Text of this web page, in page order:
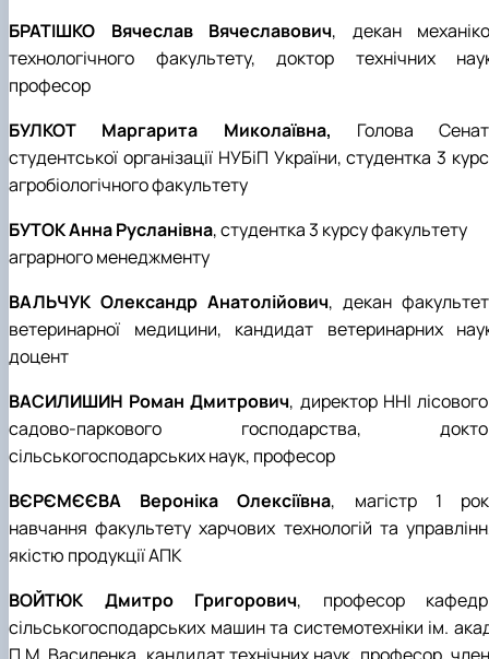
БРАТІШКО Вячеслав Вячеславович, декан
технологічного факультету, доктор технічних
професор
БУЛКОТ Маргарита Миколаївна, Голова
студентської організації НУБіП України, студентка 3
агробіологічного факультету
БУТОК Анна Русланівна, студентка 3 курсу факультету
аграрного менеджменту
ВАЛЬЧУК Олександр Анатолійович, декан
ветеринарної медицини, кандидат ветеринарних
доцент
ВАСИЛИШИН Роман Дмитрович, директор ННІ лісового
садово-паркового господарства,
сільськогосподарських наук, професор
ВЄРЄМЄЄВА Вероніка Олексіївна, магістр 1
навчання факультету харчових технологій та
якістю продукції АПК
ВОЙТЮК Дмитро Григорович, професор
сільськогосподарських машин та системотехніки ім.